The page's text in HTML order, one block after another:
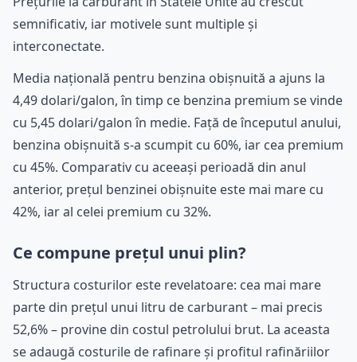
semnificativ, iar motivele sunt multiple și
interconectate.
Media națională pentru benzina obișnuită a ajuns la
4,49 dolari/galon, în timp ce benzina premium se vinde
cu 5,45 dolari/galon în medie. Față de începutul anului,
benzina obișnuită s-a scumpit cu 60%, iar cea premium
cu 45%. Comparativ cu aceeași perioadă din anul
anterior, prețul benzinei obișnuite este mai mare cu
42%, iar al celei premium cu 32%.
Ce compune prețul unui plin?
Structura costurilor este revelatoare: cea mai mare
parte din prețul unui litru de carburant – mai precis
52,6% – provine din costul petrolului brut. La aceasta
se adaugă costurile de rafinare și profitul rafinăriilor